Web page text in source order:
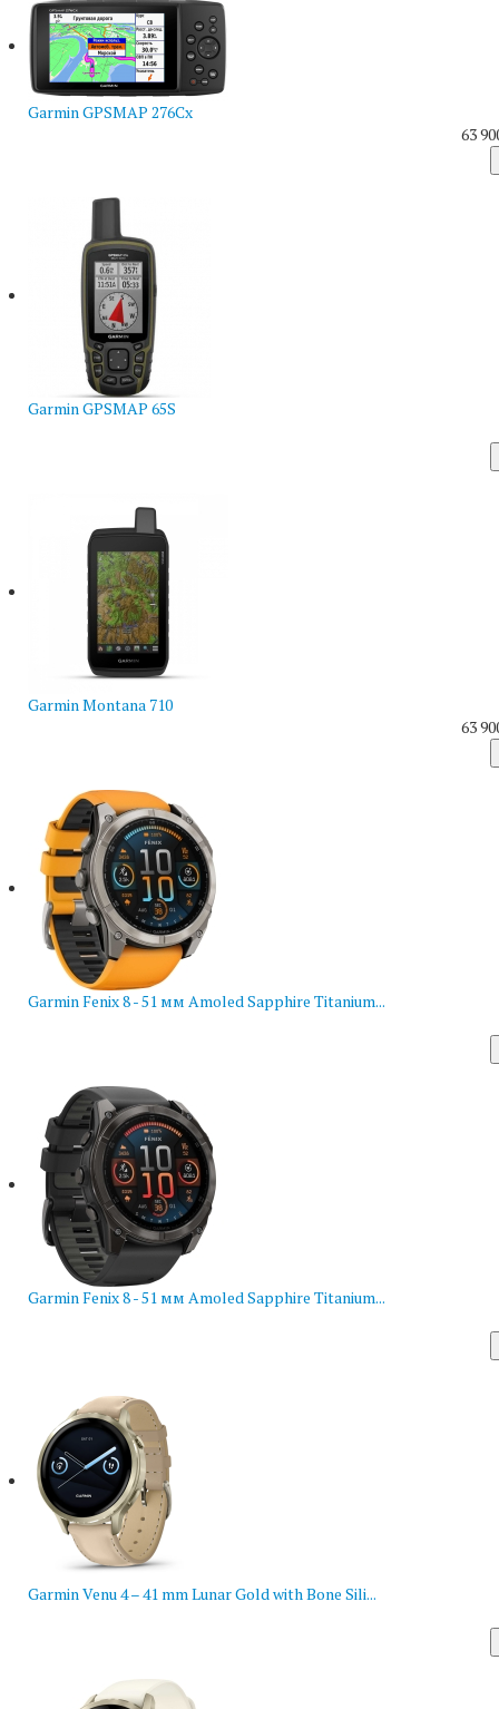
Garmin GPSMAP 276Cx
63
Garmin GPSMAP 65S
Garmin Montana 710
63
Garmin Fenix 8 - 51 мм Amoled Sapphire Titanium...
Garmin Fenix 8 - 51 мм Amoled Sapphire Titanium...
Garmin Venu 4 – 41 mm Lunar Gold with Bone Sili...